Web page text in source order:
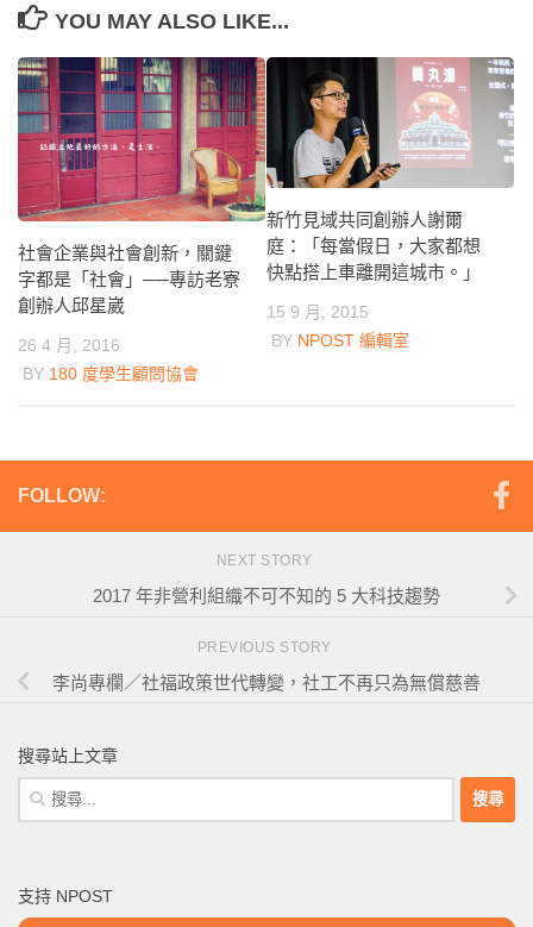
YOU MAY ALSO LIKE...
社會企業與社會創新，關鍵
字都是「社會」──專訪老寮
創辦人邱星崴
26 4 月, 2016
BY 180 度學生顧問協會
新竹見域共同創辦人謝爾
庭：「每當假日，大家都想
快點搭上車離開這城市。」
15 9 月, 2015
BY NPOST 編輯室
FOLLOW:
NEXT STORY
2017 年非營利組織不可不知的 5 大科技趨勢
PREVIOUS STORY
李尚專欄／社福政策世代轉變，社工不再只為無償慈善
搜尋站上文章
搜
尋
字:
支持 NPOST